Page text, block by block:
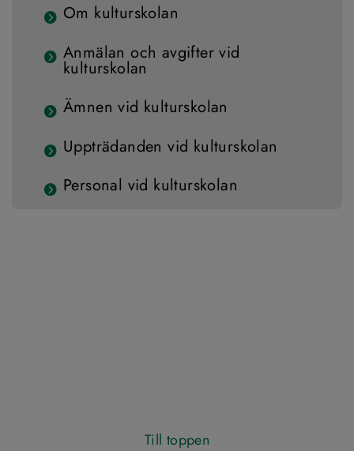
Om kulturskolan
Anmälan och avgifter vid
kulturskolan
Ämnen vid kulturskolan
Uppträdanden vid kulturskolan
Personal vid kulturskolan
Till toppen